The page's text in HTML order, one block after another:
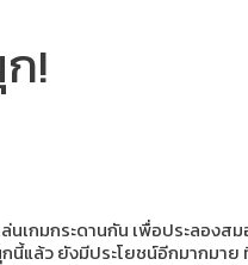
!
กมกระดานกัน เพื่อประลองสม
แล้ว ยังมีประโยชน์อีกมากมาย